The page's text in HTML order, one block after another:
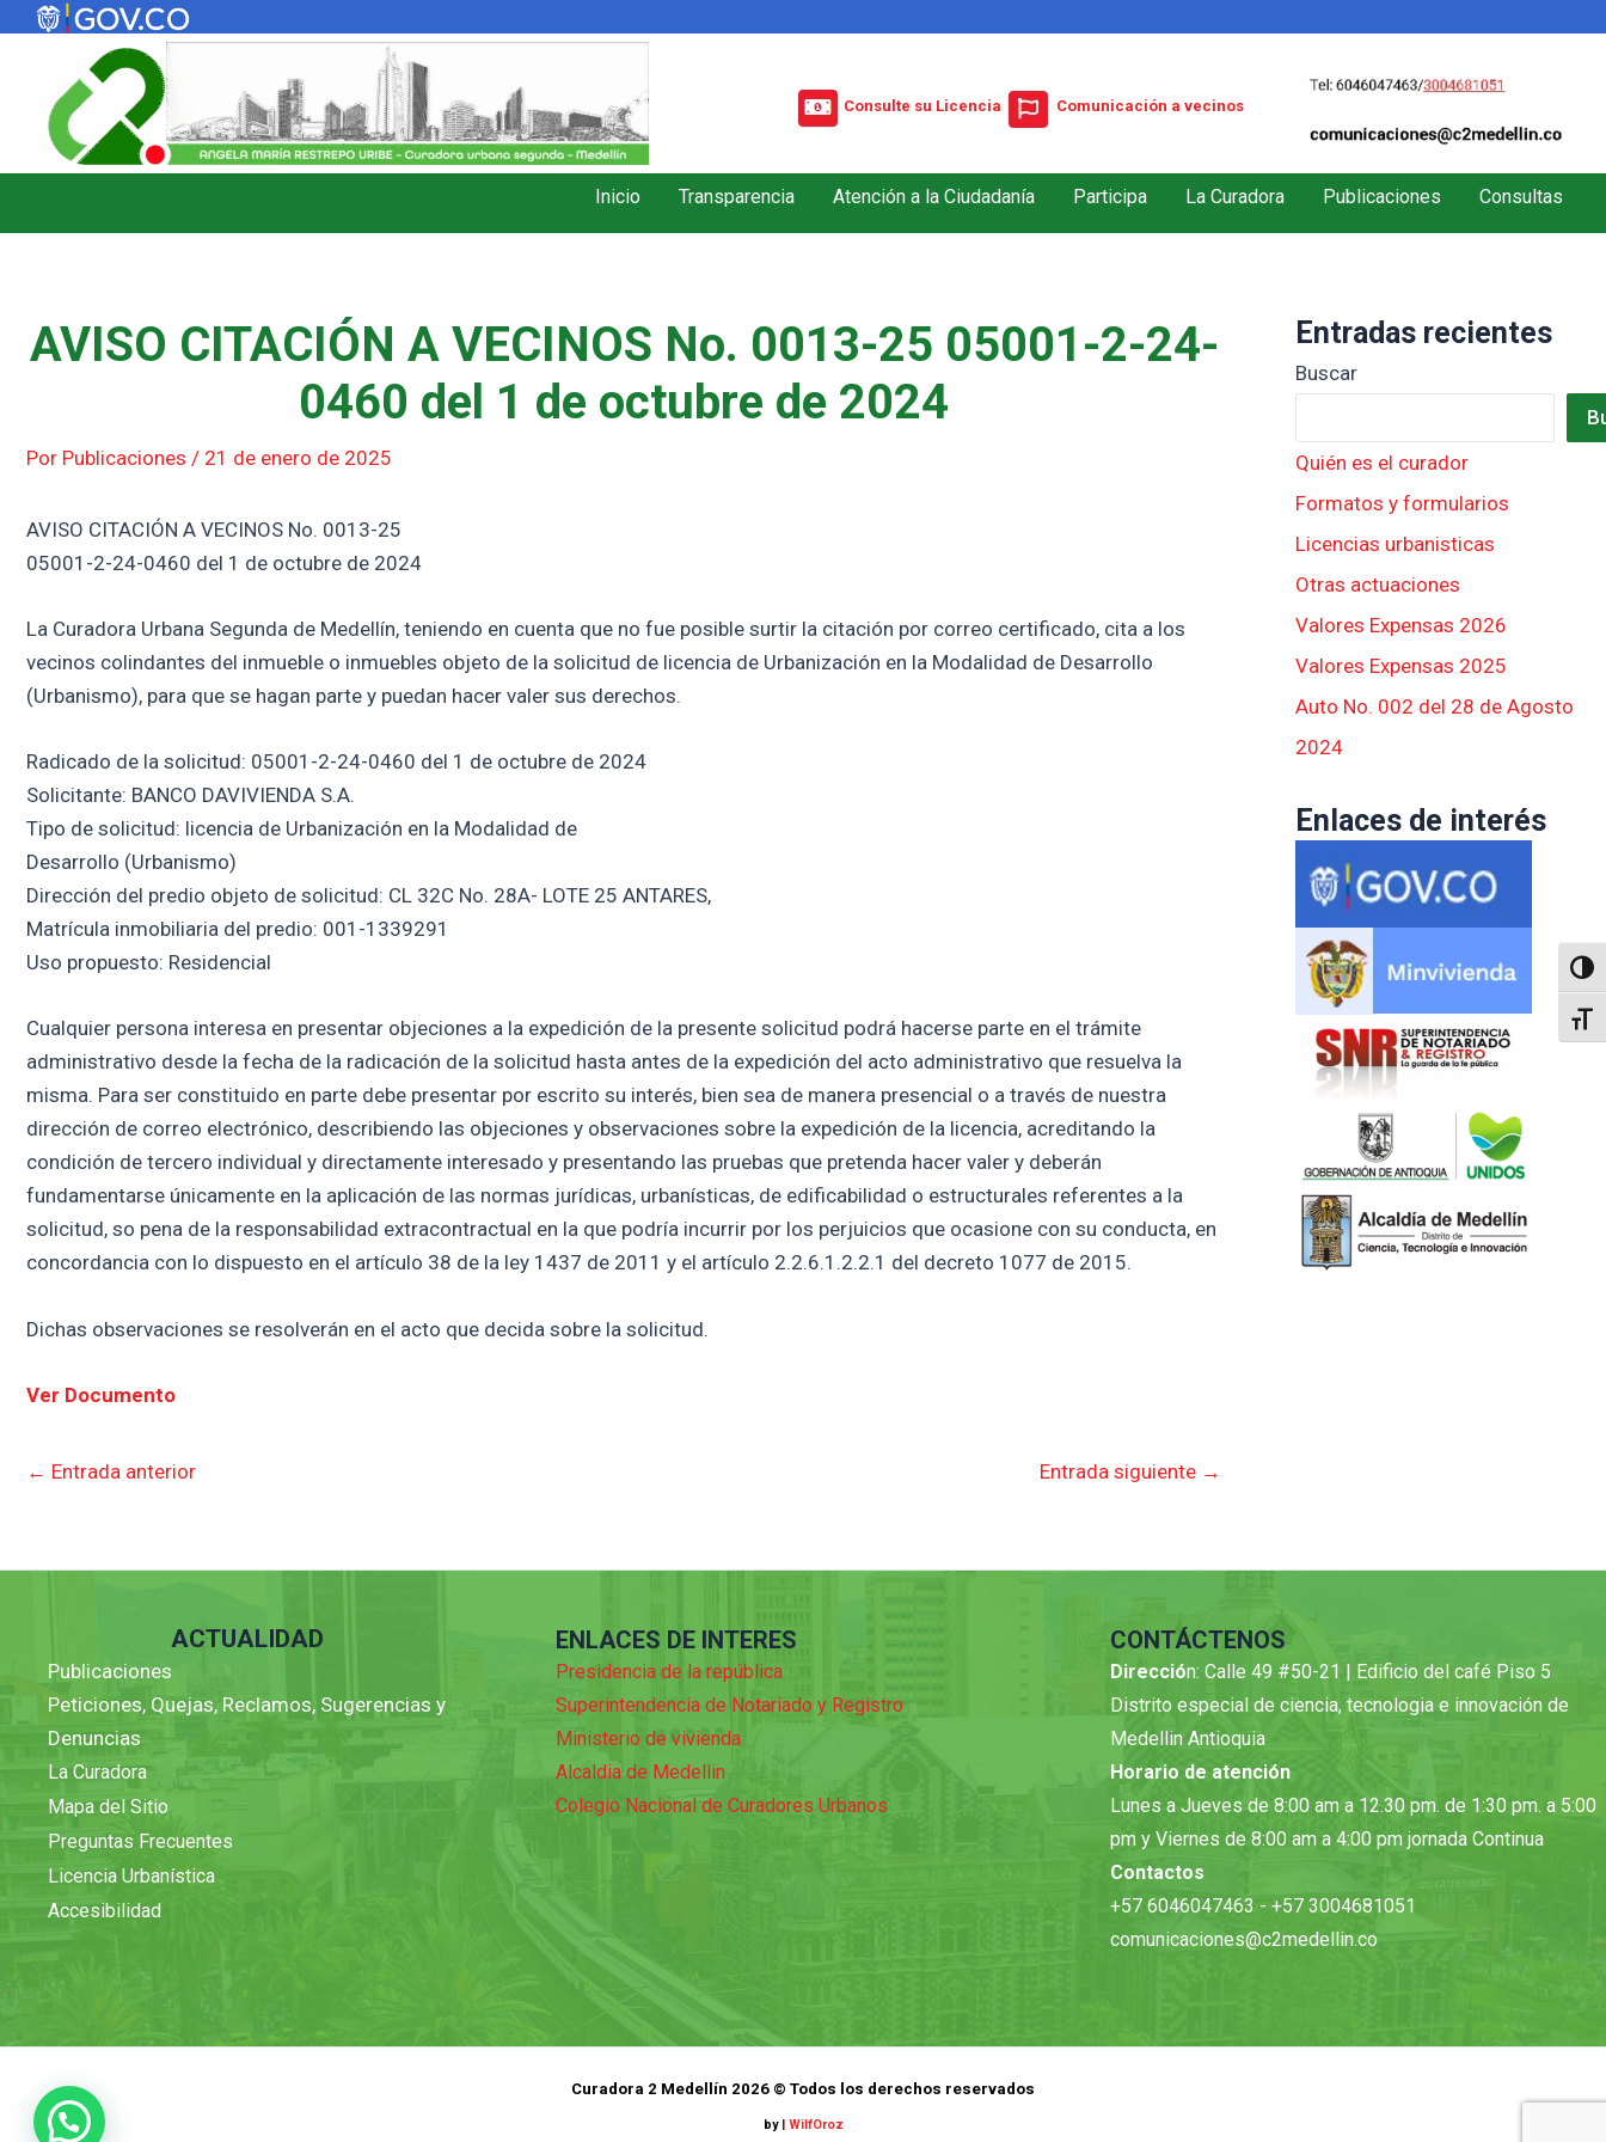
contenido
Consulte su Licencia Comunicación a vecinos
Inicio Transparencia Atención a la Ciudadanía Participa La Curadora Publicaciones Consultas
AVISO CITACIÓN A VECINOS No. 0013-25 05001-2-24-
0460 del 1 de octubre de 2024
Por Publicaciones / 21 de enero de 2025
AVISO CITACIÓN A VECINOS No. 0013-25
05001-2-24-0460 del 1 de octubre de 2024
La Curadora Urbana Segunda de Medellín, teniendo en cuenta que no fue posible surtir la citación por correo certificado, cita a los
vecinos colindantes del inmueble o inmuebles objeto de la solicitud de licencia de Urbanización en la Modalidad de Desarrollo
(Urbanismo), para que se hagan parte y puedan hacer valer sus derechos.
Radicado de la solicitud: 05001-2-24-0460 del 1 de octubre de 2024
Solicitante: BANCO DAVIVIENDA S.A.
Tipo de solicitud: licencia de Urbanización en la Modalidad de
Desarrollo (Urbanismo)
Dirección del predio objeto de solicitud: CL 32C No. 28A- LOTE 25 ANTARES,
Matrícula inmobiliaria del predio: 001-1339291
Uso propuesto: Residencial
Cualquier persona interesa en presentar objeciones a la expedición de la presente solicitud podrá hacerse parte en el trámite
administrativo desde la fecha de la radicación de la solicitud hasta antes de la expedición del acto administrativo que resuelva la
misma. Para ser constituido en parte debe presentar por escrito su interés, bien sea de manera presencial o a través de nuestra
dirección de correo electrónico, describiendo las objeciones y observaciones sobre la expedición de la licencia, acreditando la
condición de tercero individual y directamente interesado y presentando las pruebas que pretenda hacer valer y deberán
fundamentarse únicamente en la aplicación de las normas jurídicas, urbanísticas, de edificabilidad o estructurales referentes a la
solicitud, so pena de la responsabilidad extracontractual en la que podría incurrir por los perjuicios que ocasione con su conducta, en
concordancia con lo dispuesto en el artículo 38 de la ley 1437 de 2011 y el artículo 2.2.6.1.2.2.1 del decreto 1077 de 2015.
Dichas observaciones se resolverán en el acto que decida sobre la solicitud.
Ver Documento
← Entrada anterior Entrada siguiente →
Entradas recientes
Buscar
Quién es el curador
Formatos y formularios
Licencias urbanisticas
Otras actuaciones
Valores Expensas 2026
Valores Expensas 2025
Auto No. 002 del 28 de Agosto
2024
Enlaces de interés
ACTUALIDAD
Publicaciones
Peticiones, Quejas, Reclamos, Sugerencias y
Denuncias
La Curadora
Mapa del Sitio
Preguntas Frecuentes
Licencia Urbanística
Accesibilidad
ENLACES DE INTERES
Presidencia de la república
Superintendencia de Notariado y Registro
Ministerio de vivienda
Alcaldia de Medellin
Colegio Nacional de Curadores Urbanos
CONTÁCTENOS
Dirección: Calle 49 #50-21 | Edificio del café Piso 5
Distrito especial de ciencia, tecnologia e innovación de
Medellin Antioquia
Horario de atención
Lunes a Jueves de 8:00 am a 12.30 pm. de 1:30 pm. a 5:00
pm y Viernes de 8:00 am a 4:00 pm jornada Continua
Contactos
+57 6046047463 - +57 3004681051
comunicaciones@c2medellin.co
Curadora 2 Medellín 2026 © Todos los derechos reservados
by| WilfOroz